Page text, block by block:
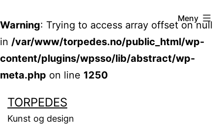
Warning: Trying to access array offset on null
in /var/www/torpedes.no/public_html/wp-
content/plugins/wpsso/lib/abstract/wp-
meta.php on line 1250
til
innhold
TORPEDES
Kunst og design
Meny